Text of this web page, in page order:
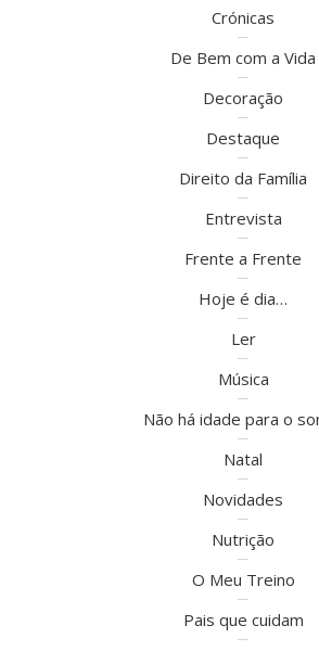
Crónicas
De Bem com a Vida
Decoração
Destaque
Direito da Família
Entrevista
Frente a Frente
Hoje é dia…
Ler
Música
Não há idade para o
Natal
Novidades
Nutrição
O Meu Treino
Pais que cuidam